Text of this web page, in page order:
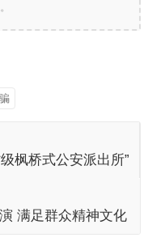
枫桥式公安派出所”
满足群众精神文化